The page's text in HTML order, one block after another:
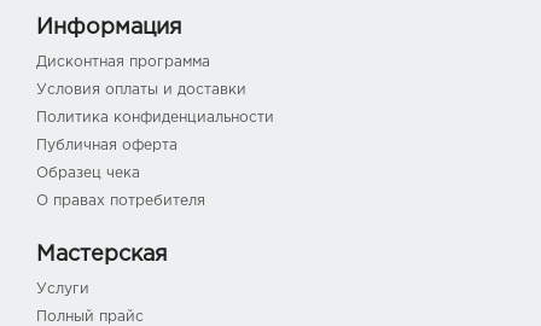
Информация
Дисконтная программа
Условия оплаты и доставки
Политика конфиденциальности
Публичная оферта
Образец чека
О правах потребителя
Мастерская
Услуги
Полный прайс